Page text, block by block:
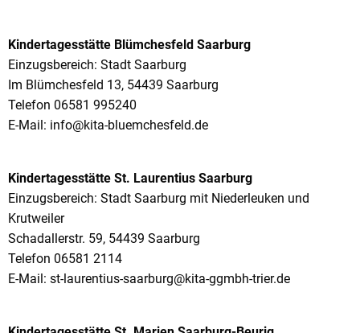
Kindertagesstätte Blümchesfeld Saarburg
Einzugsbereich: Stadt Saarburg
Im Blümchesfeld 13, 54439 Saarburg
Telefon 06581 995240
E-Mail: info@kita-bluemchesfeld.de
Kindertagesstätte St. Laurentius Saarburg
Einzugsbereich: Stadt Saarburg mit Niederleuken und
Krutweiler
Schadallerstr. 59, 54439 Saarburg
Telefon 06581 2114
E-Mail: st-laurentius-saarburg@kita-ggmbh-trier.de